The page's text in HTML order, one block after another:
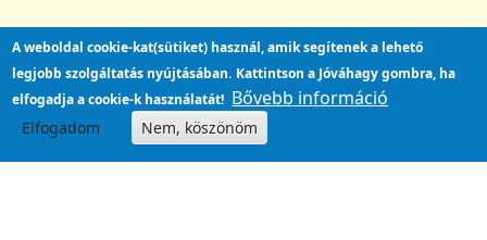
A weboldal cookie-kat(sütiket) használ, amik segítenek a lehető
legjobb szolgáltatás nyújtásában. Kattintson a Jóváhagy gombra, ha
elfogadja a cookie-k használatát! Bővebb információ
Elfogadom Nem, köszönöm